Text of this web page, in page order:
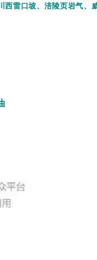
西雷口坡、涪陵页岩气、